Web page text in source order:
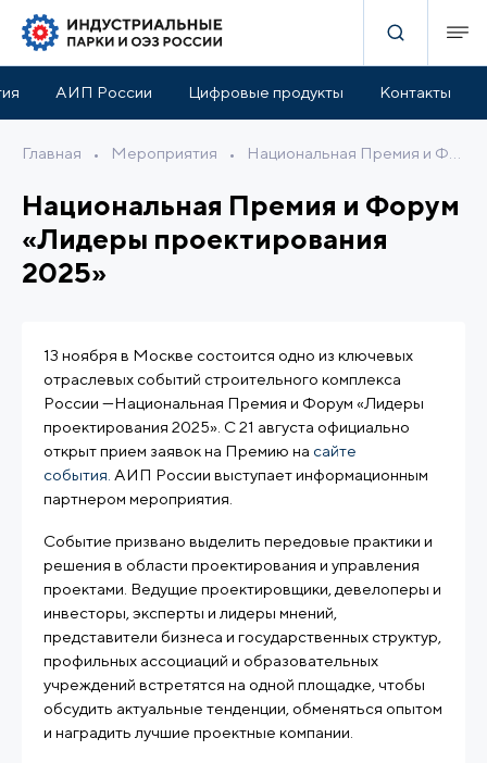
АИП России Цифровые продукты Контакты
Главная • Мероприятия •
Национальная Премия и Форум
«Лидеры проектирования
2025»
13 ноября в Москве состоится одно из ключевых
отраслевых событий строительного комплекса
России —Национальная Премия и Форум «Лидеры
проектирования 2025». С 21 августа официально
открыт прием заявок на Премию на сайте
события. АИП России выступает информационным
партнером мероприятия.
Событие призвано выделить передовые практики и
решения в области проектирования и управления
проектами. Ведущие проектировщики, девелоперы и
инвесторы, эксперты и лидеры мнений,
представители бизнеса и государственных структур,
профильных ассоциаций и образовательных
учреждений встретятся на одной площадке, чтобы
обсудить актуальные тенденции, обменяться опытом
и наградить лучшие проектные компании.